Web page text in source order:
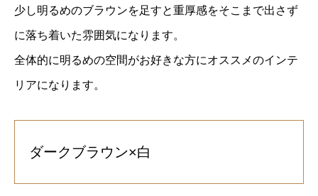
少し明るめのブラウンを足すと重厚感をそこまで出さず
に落ち着いた雰囲気になります。
全体的に明るめの空間がお好きな方にオススメのインテ
リアになります。
ダークブラウン×白